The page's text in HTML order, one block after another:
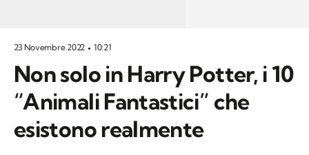
23 Novembre 2022 10:21
Non solo in Harry Potter, i 10
“Animali Fantastici” che
esistono realmente